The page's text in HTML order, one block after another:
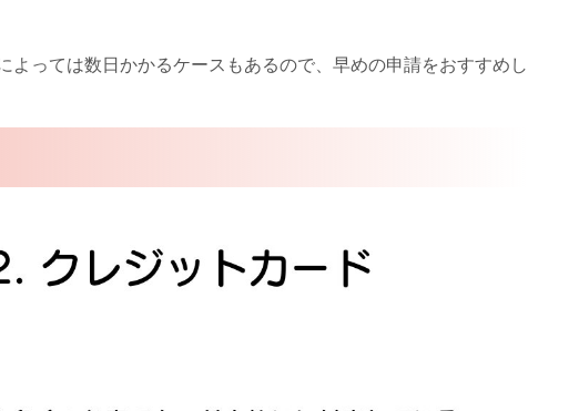
っては数日かかるケースもあるので、早めの申請をおすすめし